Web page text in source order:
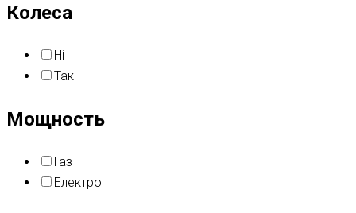
Колеса
Ні
Так
Мощность
Газ
Електро